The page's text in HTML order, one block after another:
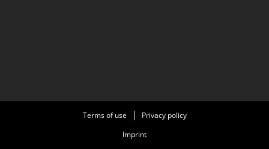
Terms of use
Privacy policy
Imprint